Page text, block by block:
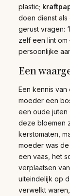
plastic;
doen dienst
gerust vragen:
zelf een lint
persoonlijke
Een
Een kennis
moeder een
een oude juten
deze bloemen
kerstomaten,
moeder was
een vaas, het
verplaatsen
uiteindelijk op
verwelkt